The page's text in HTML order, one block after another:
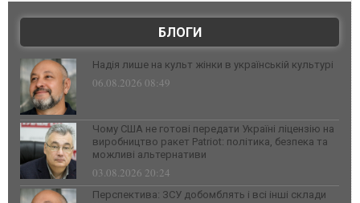
БЛОГИ
Надія лише на культ жінки в українській культурі
06.08.2026 08:49
Чому США не готові передати Україні ліцензію на
виробництво ракет Patriot: політика, безпека та
можливі альтернативи
03.08.2026 20:24
Перспектива: ЗСУ добомблять і всі інші склади